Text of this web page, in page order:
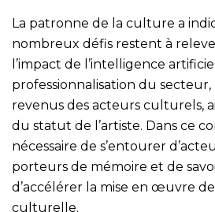
La patronne de la culture a
nombreux défis restent à
l’impact de l’intelligence
professionnalisation du secteur,
revenus des acteurs culturels,
du statut de l’artiste. Dans ce
nécessaire de s’entourer
porteurs de mémoire et de
d’accélérer la mise en œuvre
culturelle.